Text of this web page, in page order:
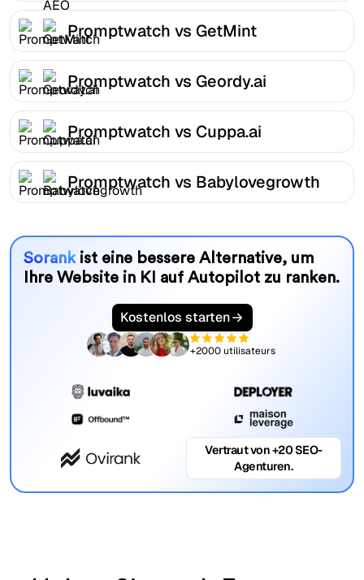
Promptwatch vs GetMint
Promptwatch vs Geordy.ai
Promptwatch vs Cuppa.ai
Promptwatch vs Babylovegrowth
Sorankist eine bessere Alternative, um
Ihre Website in KI auf Autopilot zu ranken.
Kostenlos starten
+2000 utilisateurs
Vertraut von +20 SEO-
Agenturen.